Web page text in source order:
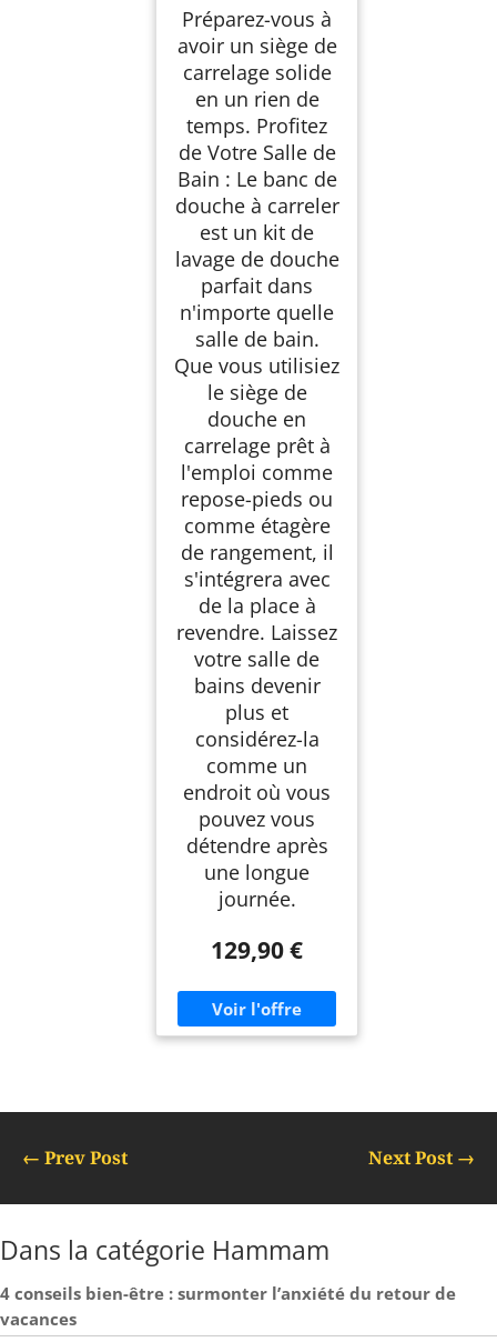
Préparez-vous à
avoir un siège de
carrelage solide
en un rien de
temps. Profitez
de Votre Salle de
Bain : Le banc de
douche à carreler
est un kit de
lavage de douche
parfait dans
n'importe quelle
salle de bain.
Que vous utilisiez
le siège de
douche en
carrelage prêt à
l'emploi comme
repose-pieds ou
comme étagère
de rangement, il
s'intégrera avec
de la place à
revendre. Laissez
votre salle de
bains devenir
plus et
considérez-la
comme un
endroit où vous
pouvez vous
détendre après
une longue
journée.
129,90 €
← Prev Post Next Post→
Dans la catégorie Hammam
4 conseils bien-être : surmonter l’anxiété du retour de
vacances